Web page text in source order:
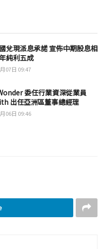
兌現派息承諾 宣佈中期股息相
純利五成
07日 09:47
委任行業資深從業員
出任亞洲區董事總經理
06日 09:46